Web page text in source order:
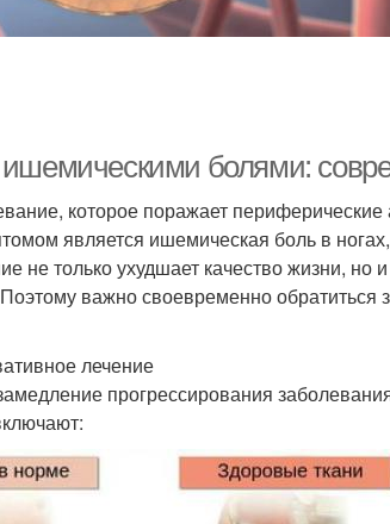
ишемическими болями:
которое поражает периферические
является ишемическая боль в ногах,
не только ухудшает качество жизни, но
важно своевременно
лечение
прогрессирования